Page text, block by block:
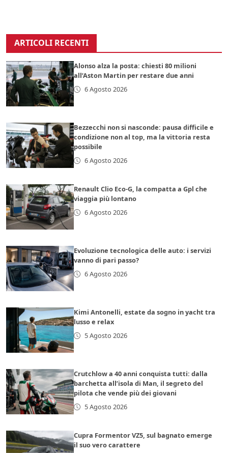
ARTICOLI RECENTI
Alonso alza la posta: chiesti 80 milioni
all’Aston Martin per restare due anni
6 Agosto 2026
Bezzecchi non si nasconde: pausa difficile e
condizione non al top, ma la vittoria resta
possibile
6 Agosto 2026
Renault Clio Eco-G, la compatta a Gpl che
viaggia più lontano
6 Agosto 2026
Evoluzione tecnologica delle auto: i servizi
vanno di pari passo?
6 Agosto 2026
Kimi Antonelli, estate da sogno in yacht tra
lusso e relax
5 Agosto 2026
Crutchlow a 40 anni conquista tutti: dalla
barchetta all’isola di Man, il segreto del
pilota che vende più dei giovani
5 Agosto 2026
Cupra Formentor VZ5, sul bagnato emerge
il suo vero carattere